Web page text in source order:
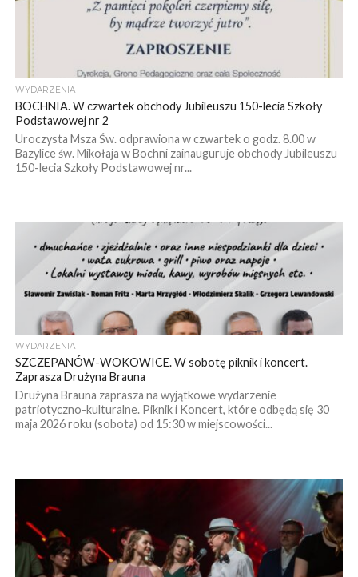
WYDARZENIA
BOCHNIA. W czwartek obchody Jubileuszu 150-lecia Szkoły
Podstawowej nr 2
Uroczysta Msza Św. odprawiona w czwartek o godz. 8.00 w
Bazylice św. Mikołaja w Bochni zainauguruje obchody Jubileuszu
150-lecia Szkoły Podstawowej nr...
WYDARZENIA
SZCZEPANÓW-WOKOWICE. W sobotę piknik i koncert.
Zaprasza Drużyna Brauna
Drużyna Brauna zaprasza na wyjątkowe wydarzenie
patriotyczno-kulturalne. Piknik i Koncert, które odbędą się 30
maja 2026 roku (sobota) od 15:30 w miejscowości...